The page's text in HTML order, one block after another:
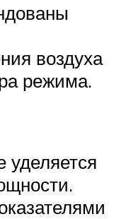
воздуха
режима.
уделяется